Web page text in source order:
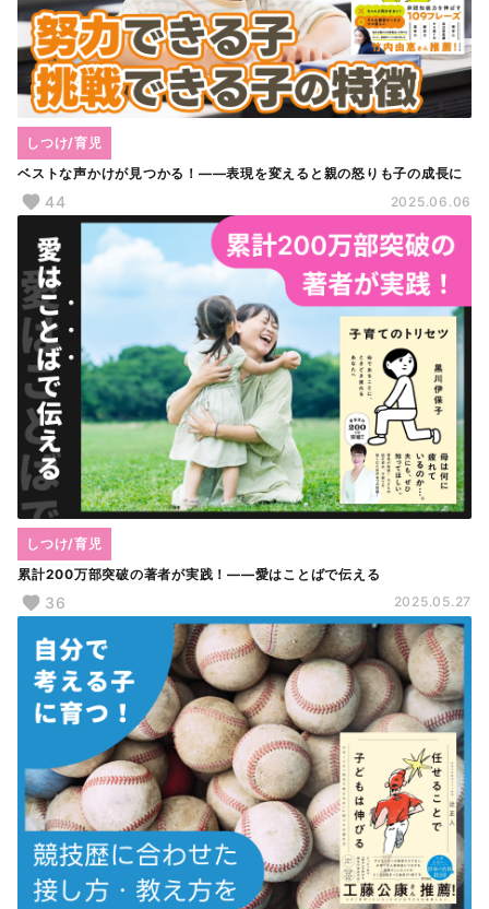
ベストな声かけが見つかる！――表現を変えると親の怒りも子の成長に
しつけ/育児
44 2025.06.06
累計200万部突破の著者が実践！――愛はことばで伝える
しつけ/育児
36 2025.05.27